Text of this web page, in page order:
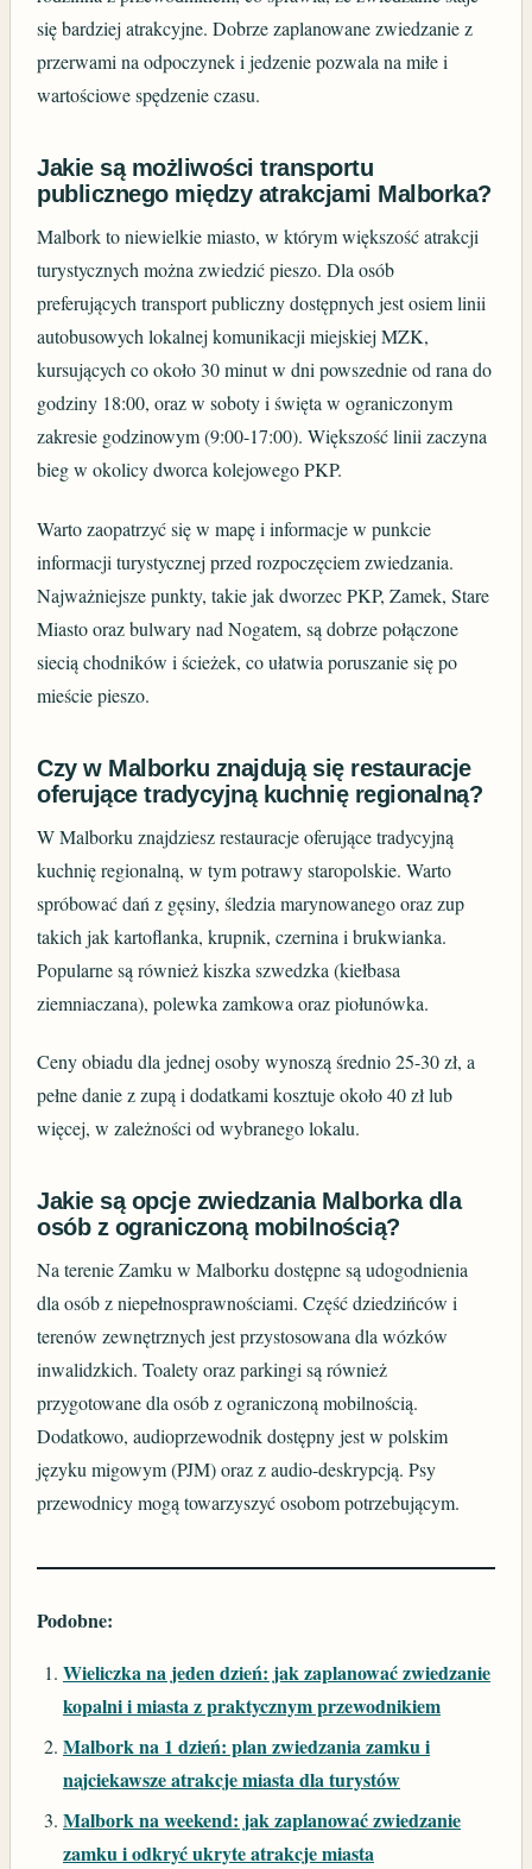
się bardziej atrakcyjne. Dobrze zaplanowane zwiedzanie z
przerwami na odpoczynek i jedzenie pozwala na miłe i
wartościowe spędzenie czasu.
Jakie są możliwości transportu
publicznego między atrakcjami Malborka?
Malbork to niewielkie miasto, w którym większość atrakcji
turystycznych można zwiedzić pieszo. Dla osób
preferujących transport publiczny dostępnych jest osiem linii
autobusowych lokalnej komunikacji miejskiej MZK,
kursujących co około 30 minut w dni powszednie od rana do
godziny 18:00, oraz w soboty i święta w ograniczonym
zakresie godzinowym (9:00-17:00). Większość linii zaczyna
bieg w okolicy dworca kolejowego PKP.
Warto zaopatrzyć się w mapę i informacje w punkcie
informacji turystycznej przed rozpoczęciem zwiedzania.
Najważniejsze punkty, takie jak dworzec PKP, Zamek, Stare
Miasto oraz bulwary nad Nogatem, są dobrze połączone
siecią chodników i ścieżek, co ułatwia poruszanie się po
mieście pieszo.
Czy w Malborku znajdują się restauracje
oferujące tradycyjną kuchnię regionalną?
W Malborku znajdziesz restauracje oferujące tradycyjną
kuchnię regionalną, w tym potrawy staropolskie. Warto
spróbować dań z gęsiny, śledzia marynowanego oraz zup
takich jak kartoflanka, krupnik, czernina i brukwianka.
Popularne są również kiszka szwedzka (kiełbasa
ziemniaczana), polewka zamkowa oraz piołunówka.
Ceny obiadu dla jednej osoby wynoszą średnio 25-30 zł, a
pełne danie z zupą i dodatkami kosztuje około 40 zł lub
więcej, w zależności od wybranego lokalu.
Jakie są opcje zwiedzania Malborka dla
osób z ograniczoną mobilnością?
Na terenie Zamku w Malborku dostępne są udogodnienia
dla osób z niepełnosprawnościami. Część dziedzińców i
terenów zewnętrznych jest przystosowana dla wózków
inwalidzkich. Toalety oraz parkingi są również
przygotowane dla osób z ograniczoną mobilnością.
Dodatkowo, audioprzewodnik dostępny jest w polskim
języku migowym (PJM) oraz z audio-deskrypcją. Psy
przewodnicy mogą towarzyszyć osobom potrzebującym.
Podobne:
Wieliczka na jeden dzień: jak zaplanować zwiedzanie
kopalni i miasta z praktycznym przewodnikiem
Malbork na 1 dzień: plan zwiedzania zamku i
najciekawsze atrakcje miasta dla turystów
Malbork na weekend: jak zaplanować zwiedzanie
zamku i odkryć ukryte atrakcje miasta